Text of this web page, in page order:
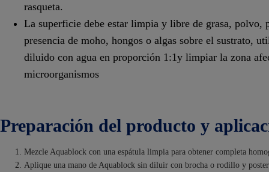
rasqueta.
La superficie debe estar limpia y libre de grasa, polvo,
presencia de moho, hongos o algas sobre el sustrato,
diluido con agua en proporción 1:1y limpiar la zona
microorganismos
Preparación del producto y
Mezcle Aquablock con una espátula limpia para obtener completa
Aplique una mano de Aquablock sin diluir con brocha o rodillo y